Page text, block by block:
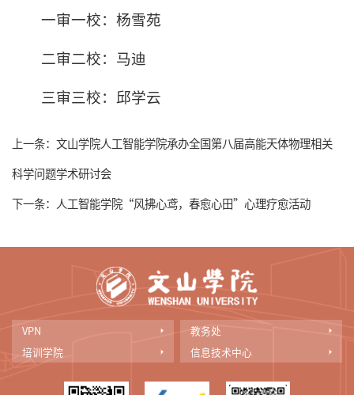
一审一校：杨雪苑
二审二校：马迪
三审三校：邱学云
上一条： 文山学院人工智能学院承办全国第八届高能天体物理相关
科学问题学术研讨会
下一条： 人工智能学院“风拂心鸢，春愈心田”心理疗愈活动
VPN
教务处
培训学院
信息技术中心